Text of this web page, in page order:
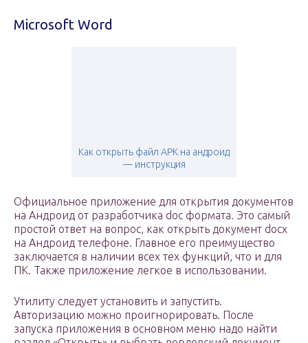
Microsoft Word
Как открыть файл APK на андроид
— инструкция
Официальное приложение для открытия документов
на Андроид от разработчика doc формата. Это самый
простой ответ на вопрос, как открыть документ docx
на Андроид телефоне. Главное его преимущество
заключается в наличии всех тех функций, что и для
ПК. Также приложение легкое в использовании.
Утилиту следует установить и запустить.
Авторизацию можно проигнорировать. После
запуска приложения в основном меню надо найти